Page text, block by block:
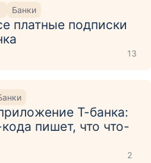
Банки
платные подписки
13
Т-банка:
пишет, что что-
2